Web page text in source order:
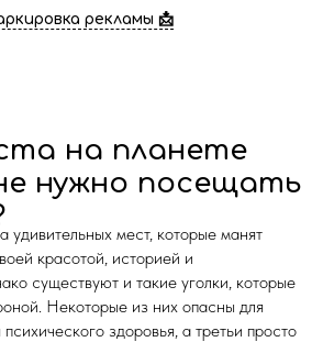
рекламы 📩
на планете
нужно посещать
удивительных мест, которые манят
красотой, историей и
существуют и такие уголки, которые
Некоторые из них опасны для
здоровья, а третьи просто